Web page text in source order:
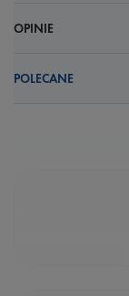
OPINIE
POLECANE